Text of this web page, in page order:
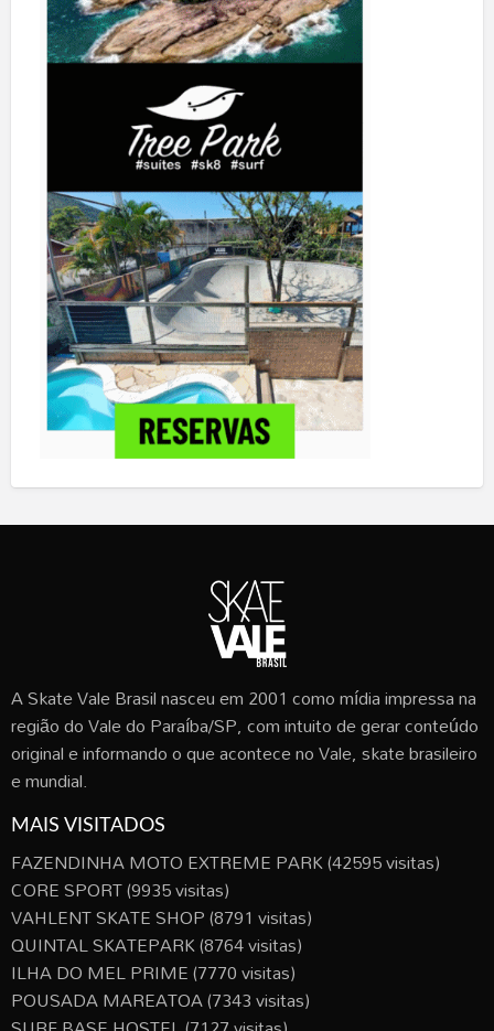
A Skate Vale Brasil nasceu em 2001 como mídia impressa na
região do Vale do Paraíba/SP, com intuito de gerar conteúdo
original e informando o que acontece no Vale, skate brasileiro
e mundial.
MAIS VISITADOS
FAZENDINHA MOTO EXTREME PARK(42595 visitas)
CORE SPORT(9935 visitas)
VAHLENT SKATE SHOP(8791 visitas)
QUINTAL SKATEPARK(8764 visitas)
ILHA DO MEL PRIME(7770 visitas)
POUSADA MAREATOA(7343 visitas)